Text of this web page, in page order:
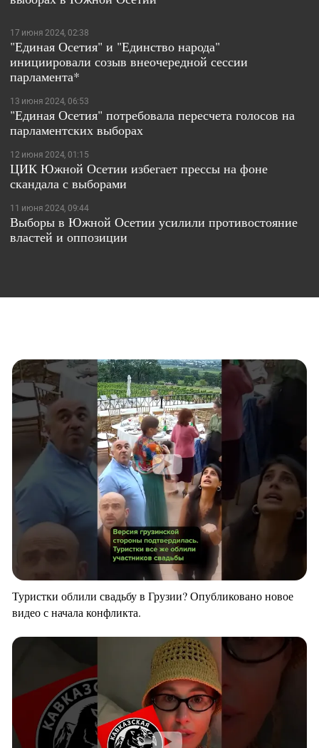
17 июня 2024, 02:38
"Единая Осетия" и "Единство народа"
инициировали созыв внеочередной сессии
парламента*
13 июня 2024, 06:53
"Единая Осетия" потребовала пересчета голосов на
парламентских выборах
12 июня 2024, 01:15
ЦИК Южной Осетии избегает прессы на фоне
скандала с выборами
11 июня 2024, 09:44
Выборы в Южной Осетии усилили противостояние
властей и оппозиции
Туристки облили свадьбу в Грузии? Опубликовано новое
видео с начала конфликта.